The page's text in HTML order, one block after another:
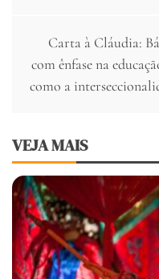
Carta à Cláudia:
com ênfase na
como a
VEJA MAIS